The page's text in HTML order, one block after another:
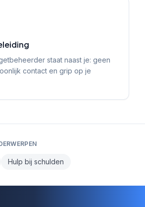
staat naast je: geen
contact en grip op je
Hulp bij schulden